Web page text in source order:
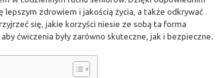
zdrowiem i jakością życia, a także odkrywać
się, jakie korzyści niesie ze sobą ta forma
ćwiczenia były zarówno skuteczne, jak i bezpieczne.